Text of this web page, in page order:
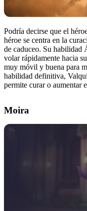
Podría decirse que el
héroe se centra en la
de caduceo. Su habilidad
volar rápidamente hacia
muy móvil y buena para
habilidad definitiva,
permite curar o aumentar
Moira